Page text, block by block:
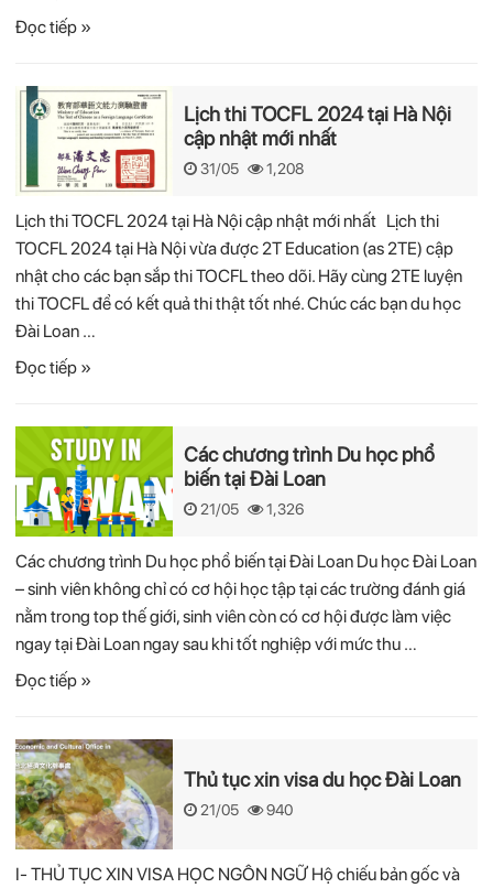
Đọc tiếp »
Lịch thi TOCFL 2024 tại Hà Nội
cập nhật mới nhất
31/05 1,208
Lịch thi TOCFL 2024 tại Hà Nội cập nhật mới nhất Lịch thi
TOCFL 2024 tại Hà Nội vừa được 2T Education (as 2TE) cập
nhật cho các bạn sắp thi TOCFL theo dõi. Hãy cùng 2TE luyện
thi TOCFL để có kết quả thi thật tốt nhé. Chúc các bạn du học
Đài Loan …
Đọc tiếp »
Các chương trình Du học phổ
biến tại Đài Loan
21/05 1,326
Các chương trình Du học phổ biến tại Đài Loan Du học Đài Loan
– sinh viên không chỉ có cơ hội học tập tại các trường đánh giá
nằm trong top thế giới, sinh viên còn có cơ hội được làm việc
ngay tại Đài Loan ngay sau khi tốt nghiệp với mức thu …
Đọc tiếp »
Thủ tục xin visa du học Đài Loan
21/05 940
I- THỦ TỤC XIN VISA HỌC NGÔN NGỮ Hộ chiếu bản gốc và